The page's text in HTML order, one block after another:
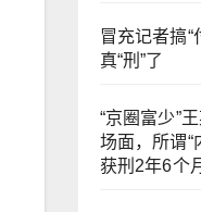
冒充记者搞“
真“刑”了
“京圈富少”
场面，所谓“
获刑2年6个